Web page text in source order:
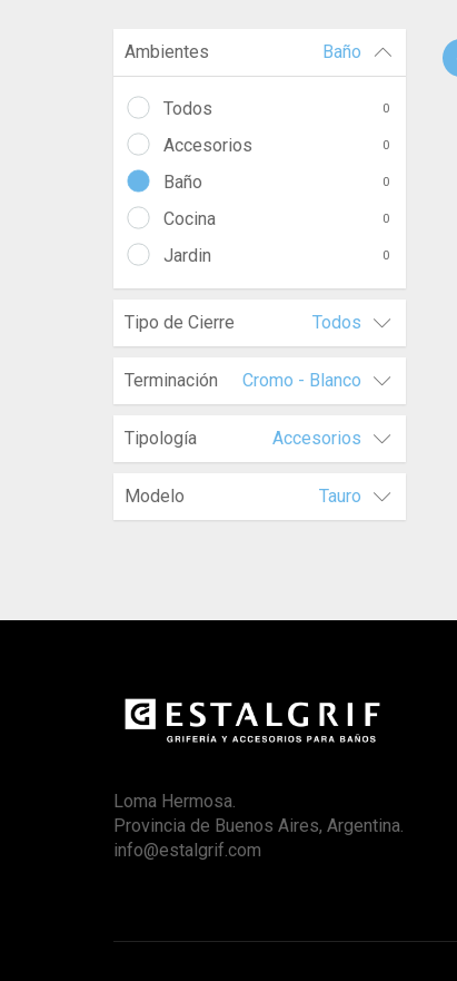
Ambientes Baño
Todos 0
Accesorios 0
Baño 0
Cocina 0
Jardin 0
Tipo de Cierre Todos
Terminación Cromo - Blanco
Tipología Accesorios
Modelo Tauro
Loma Hermosa.
Provincia de Buenos Aires, Argentina.
info@estalgrif.com